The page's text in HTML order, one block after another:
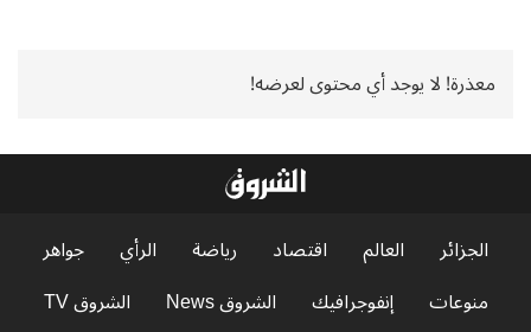
معذرة! لا يوجد أي محتوى لعرضه!
الجزائر العالم اقتصاد رياضة الرأي
جواهر
منوعات
إنفوجرافيك الشروق News
الشروق TV